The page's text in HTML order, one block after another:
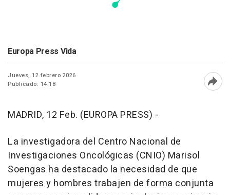
Europa Press Vida
Jueves, 12 febrero 2026
Publicado: 14:18
MADRID, 12 Feb. (EUROPA PRESS) -
La investigadora del Centro Nacional de
Investigaciones Oncológicas (CNIO) Marisol
Soengas ha destacado la necesidad de que
mujeres y hombres trabajen de forma conjunta